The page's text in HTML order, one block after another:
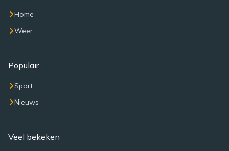
Home
Weer
Populair
Sport
Nieuws
Veel bekeken